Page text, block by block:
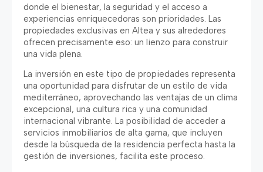
donde el bienestar, la seguridad y el acceso a
experiencias enriquecedoras son prioridades. Las
propiedades exclusivas en Altea y sus alrededores
ofrecen precisamente eso: un lienzo para construir
una vida plena.
La inversión en este tipo de propiedades representa
una oportunidad para disfrutar de un estilo de vida
mediterráneo, aprovechando las ventajas de un clima
excepcional, una cultura rica y una comunidad
internacional vibrante. La posibilidad de acceder a
servicios inmobiliarios de alta gama, que incluyen
desde la búsqueda de la residencia perfecta hasta la
gestión de inversiones, facilita este proceso.